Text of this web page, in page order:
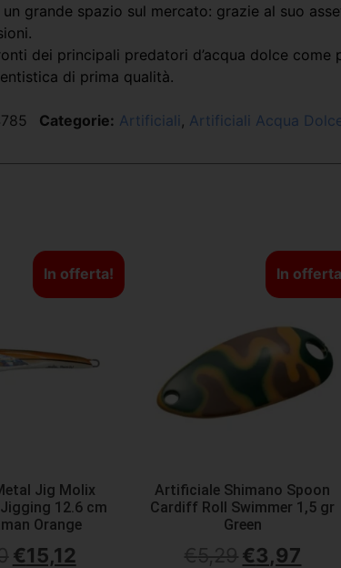
grande spazio sul mercato: grazie al suo
dei principali predatori d’acqua dolce
di prima qualità.
Categorie: Artificiali , Artificiali Acqua
In offerta!
Jig Molix
12.6 cm
Orange
€15,12
In
Artificiale Shimano Spoon
Cardiff Roll Swimmer 1,5 gr
Green
€3,97